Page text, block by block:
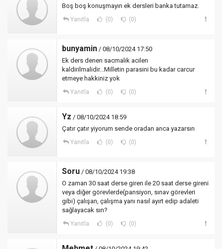
Boş boş konuşmayın ek dersleri banka tutamaz.
Yanıtla (0) (0)
bunyamin / 08/10/2024 17:50
Ek ders denen sacmalik acilen
kaldirilmalidir...Milletin parasini bu kadar carcur
etmeye hakkiniz yok
Yanıtla (0) (0)
Yz / 08/10/2024 18:59
Çatır çatır yiyorum sende oradan anca yazarsın
Yanıtla (0) (0)
Soru / 08/10/2024 19:38
O zaman 30 saat derse giren ile 20 saat derse gireni
veya diğer görevlerde(pansiyon, sınav görevleri
gibi) çalışan, çalışma yanı nasıl ayırt edip adaleti
sağlayacak sın?
Yanıtla (0) (0)